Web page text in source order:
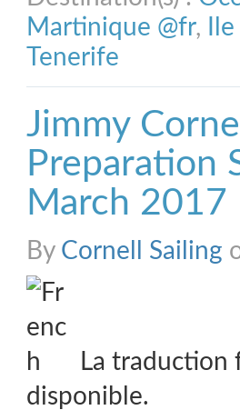
Martinique @fr,
Tenerife
Jimmy
Preparation
March 2017
By Cornell Sailing
La traduction
disponible.